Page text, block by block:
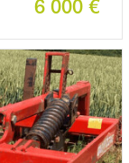
6 000 €